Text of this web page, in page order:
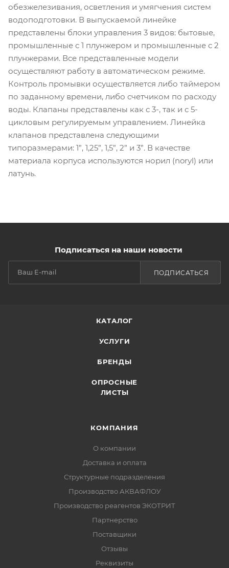
обезжелезивания, осветления и умягчения систем
водоподготовки. В выпускаемой линейке
представлены блоки управления 3 видов: бытовые,
промышленные с 1 плунжером и промышленные с 2
плунжерами. Все представленные модели
осуществляют работу в автоматическом режиме.
Контроль промывки осуществляется либо таймером
по заданному времени, либо счетчиком по расходу
воды. Клапаны представлены как с 3-, так и с 5-
цикловым регулируемым управлением. Линейка
клапанов представлена следующими
типоразмерами: 1”, 1,25”, 1,5”, 2” и 3”. В качестве
материала корпуса используются норил (noryl) или
латунь.
Подписаться на наши новости
ПОДПИСАТЬСЯ
КАТАЛОГ
УСЛУГИ
БРЕНДЫ
ОПРОСНЫЕ
ЛИСТЫ
КОМПАНИЯ
О компании
Доставка и оплата
Структурные подразделения
Производство АКВАФЛОУ
Производство реагентов ЭКОТРИТ
Партнерство
Поставщики
Отзывы
Реквизиты